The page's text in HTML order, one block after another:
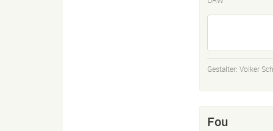
Gestalter: Volker
Fou